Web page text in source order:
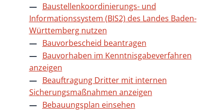
Baustellenkoordinierungs- und
Informationssystem (BIS2) des Landes Baden-
Württemberg nutzen
Bauvorbescheid beantragen
Bauvorhaben im Kenntnisgabeverfahren
anzeigen
Beauftragung Dritter mit internen
Sicherungsmaßnahmen anzeigen
Bebauungsplan einsehen